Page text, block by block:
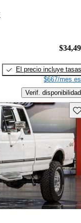
El precio incluye tasas
$667/mes
Verif. disponibilidad